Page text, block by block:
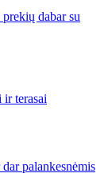
dabar su
terasai
palankesnėmis